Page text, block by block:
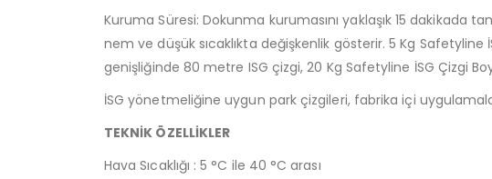
Kuruma Süresi: Dokunma kurumasını yaklaşık 15 dakikada
nem ve düşük sıcaklıkta değişkenlik gösterir. 5 Kg Safetyline
genişliğinde 80 metre ISG çizgi, 20 Kg Safetyline İSG Çizgi
İSG yönetmeliğine uygun park çizgileri, fabrika içi
TEKNİK ÖZELLİKLER
Hava Sıcaklığı : 5 °C ile 40 °C arası